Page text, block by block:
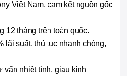
Việt Nam, cam kết nguồn gốc
12 tháng trên toàn quốc.
lãi suất, thủ tục nhanh chóng,
vấn nhiệt tình, giàu kinh